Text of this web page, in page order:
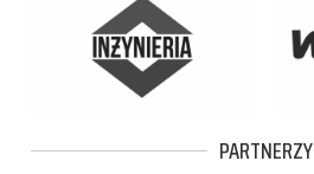
PARTNERZY